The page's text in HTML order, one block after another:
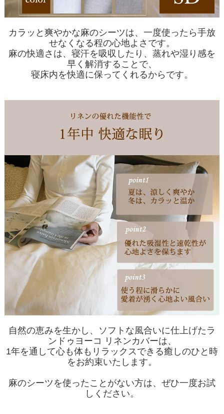
カラッと爽やかな麻のシーツは、一度使ったら手放
せなくなる程の心地よさです。
麻の快適さは、寝汗を吸収したり、蒸れや湿り感を
早く解消することで、
寝床内を快適に保ってくれるからです。
自然の恵みを生かし、ソフトな風合いに仕上げたラ
ンドゥヨーコ リネンカバーは、
1年を通して心も体もリラックスできる癒しのひと時
をお約束いたします。
麻のシーツを使ったことがない方は、ぜひ一度お試
しください。